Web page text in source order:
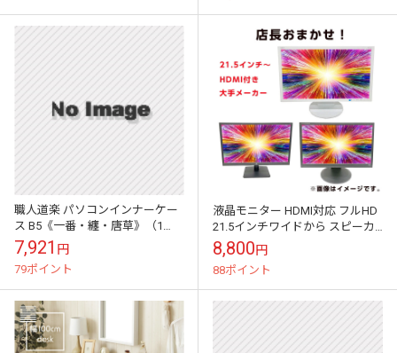
職人道楽 パソコンインナーケー
ス B5《一番・纏・唐草》（1
個）
7,921 円
79ポイント
液晶モニター HDMI対応 フルHD
21.5インチワイドから スピーカ
ー内蔵 液晶ディスプレイ 店長お
まかせ 大手メーカー パソ...
8,800円
88ポイント